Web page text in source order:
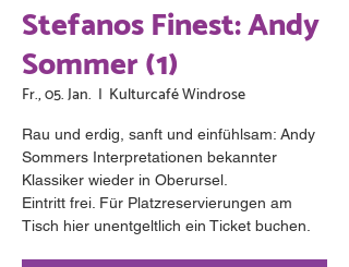
Stefanos Finest: Andy
Sommer (1)
Fr., 05. Jan.
  |
Kulturcafé Windrose
Rau und erdig, sanft und einfühlsam: Andy
Sommers Interpretationen bekannter
Klassiker wieder in Oberursel.
Eintritt frei. Für Platzreservierungen am
Tisch hier unentgeltlich ein Ticket buchen.